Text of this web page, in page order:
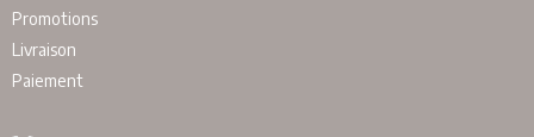
Promotions
Livraison
Paiement